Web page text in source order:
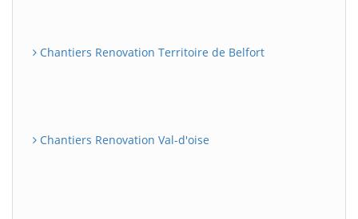
Chantiers Renovation Territoire de Belfort
Chantiers Renovation Val-d'oise